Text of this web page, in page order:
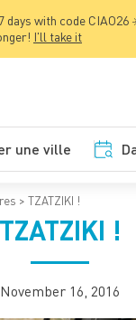
days with code CIAO26
I'll take it
une ville
TZATZIKI !
TZATZIKI !
November 16, 2016